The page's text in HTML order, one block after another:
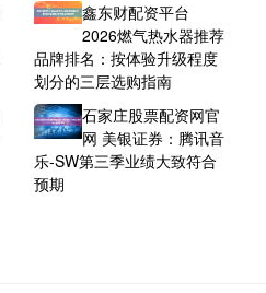
鑫东财配资平台
2026燃气热水器推荐
品牌排名：按体验升级程度
划分的三层选购指南
石家庄股票配资网官
网 美银证券：腾讯音
乐-SW第三季业绩大致符合
预期